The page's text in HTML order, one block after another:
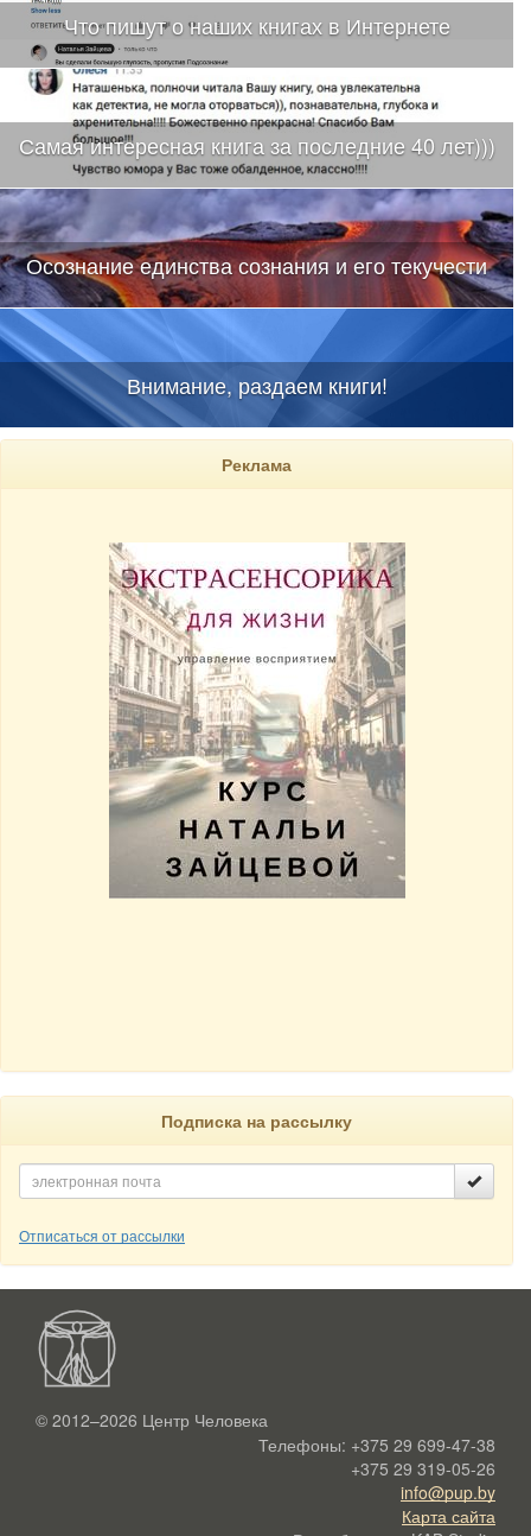
Что пишут о наших книгах в Интернете
Самая интересная книга за последние 40 лет)))
Осознание единства сознания и его текучести
Внимание, раздаем книги!
Реклама
Подписка на рассылку
Отписаться от рассылки
© 2012–2026 Центр Человека
Телефоны: +375 29 699-47-38
+375 29 319-05-26
info@pup.by
Карта сайта